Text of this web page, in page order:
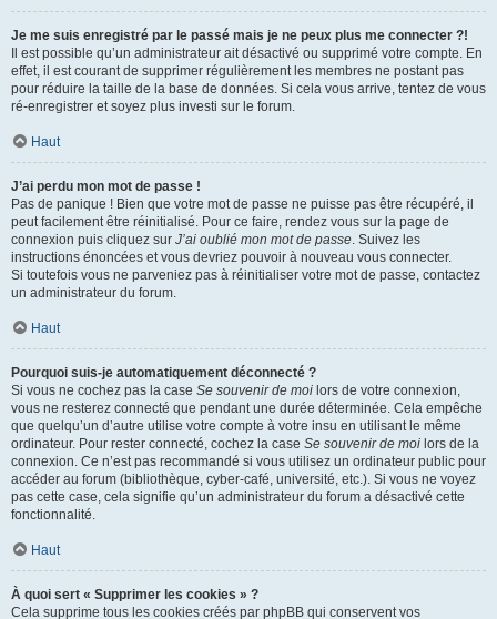
Je me suis enregistré par le passé mais je ne peux plus me connecter ?!
Il est possible qu’un administrateur ait désactivé ou supprimé votre compte. En
effet, il est courant de supprimer régulièrement les membres ne postant pas
pour réduire la taille de la base de données. Si cela vous arrive, tentez de vous
ré-enregistrer et soyez plus investi sur le forum.
Haut
J’ai perdu mon mot de passe !
Pas de panique ! Bien que votre mot de passe ne puisse pas être récupéré, il
peut facilement être réinitialisé. Pour ce faire, rendez vous sur la page de
connexion puis cliquez sur J’ai oublié mon mot de passe. Suivez les
instructions énoncées et vous devriez pouvoir à nouveau vous connecter.
Si toutefois vous ne parveniez pas à réinitialiser votre mot de passe, contactez
un administrateur du forum.
Haut
Pourquoi suis-je automatiquement déconnecté ?
Si vous ne cochez pas la case Se souvenir de moi lors de votre connexion,
vous ne resterez connecté que pendant une durée déterminée. Cela empêche
que quelqu’un d’autre utilise votre compte à votre insu en utilisant le même
ordinateur. Pour rester connecté, cochez la case Se souvenir de moi lors de la
connexion. Ce n’est pas recommandé si vous utilisez un ordinateur public pour
accéder au forum (bibliothèque, cyber-café, université, etc.). Si vous ne voyez
pas cette case, cela signifie qu’un administrateur du forum a désactivé cette
fonctionnalité.
Haut
À quoi sert « Supprimer les cookies » ?
Cela supprime tous les cookies créés par phpBB qui conservent vos